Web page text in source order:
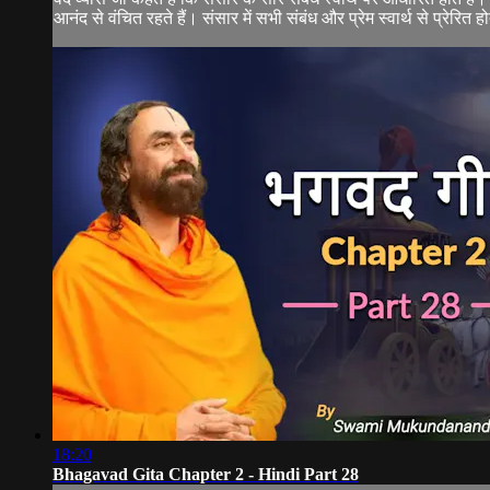
आनंद से वंचित रहते हैं। संसार में सभी संबंध और प्रेम स्वार्थ से प्रेरित
18:20
Bhagavad Gita Chapter 2 - Hindi Part 28